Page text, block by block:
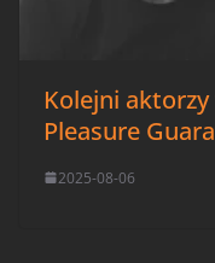
Kolejni
Pleasure
2025-08-06